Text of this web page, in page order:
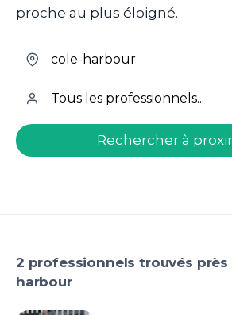
proche au plus éloigné.
welcome.search.find.subtitle
Rechercher à
2 professionnels trouvés près
harbour